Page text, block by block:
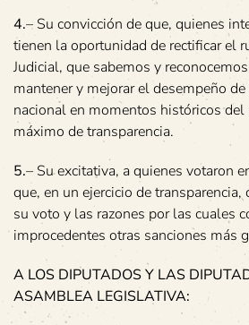
4.– Su convicción de que, quienes
tienen la oportunidad de rectificar el
Judicial, que sabemos y
mantener y mejorar el desempeño
nacional en momentos históricos
máximo de transparencia.
5.– Su excitativa, a quienes votaron
que, en un ejercicio de
su voto y las razones por las cuales
improcedentes otras sanciones más
A LOS DIPUTADOS Y LAS
ASAMBLEA LEGISLATIVA: